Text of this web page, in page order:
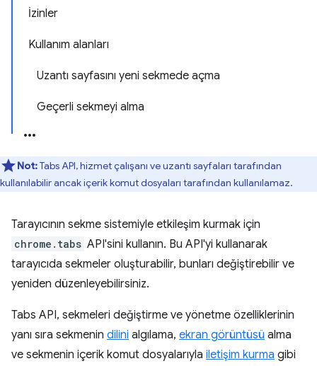
İzinler
Kullanım alanları
Uzantı sayfasını yeni sekmede açma
Geçerli sekmeyi alma
Not:Tabs API, hizmet çalışanı ve uzantı sayfaları tarafından
kullanılabilir ancak içerik komut dosyaları tarafından kullanılamaz.
Tarayıcının sekme sistemiyle etkileşim kurmak için
chrome.tabs API'sini kullanın. Bu API'yi kullanarak
tarayıcıda sekmeler oluşturabilir, bunları değiştirebilir ve
yeniden düzenleyebilirsiniz.
Tabs API, sekmeleri değiştirme ve yönetme özelliklerinin
yanı sıra sekmenin dilini algılama, ekran görüntüsü alma
ve sekmenin içerik komut dosyalarıyla iletişim kurma gibi